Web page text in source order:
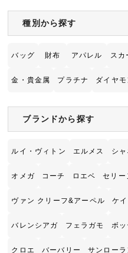
種別から探す
バッグ 財布 アパレル スカ
金・貴金属 プラチナ ダイヤモ
ブランドから探す
ルイ・ヴィトン エルメス シ
オメガ コーチ ロエベ セリー
ヴァン クリーフ&アーペル ケ
バレンシアガ フェラガモ ボッ
クロエ バーバリー サンローラ